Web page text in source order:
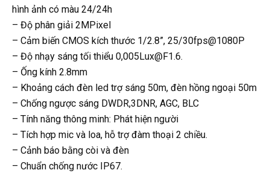
hình ảnh có màu 24/24h
– Độ phân giải 2MPixel
– Cảm biến CMOS kích thước 1/2.8”, 25/30fps@1080P
– Độ nhạy sáng tối thiểu 0,005Lux@F1.6.
– Ống kính 2.8mm
– Khoảng cách đèn led trợ sáng 50m, đèn hồng ngoại 50m
– Chống ngược sáng DWDR,3DNR, AGC, BLC
– Tính năng thông minh: Phát hiện người
– Tích hợp mic và loa, hỗ trợ đàm thoại 2 chiều.
– Cảnh báo bằng còi và đèn
– Chuẩn chống nước IP67.